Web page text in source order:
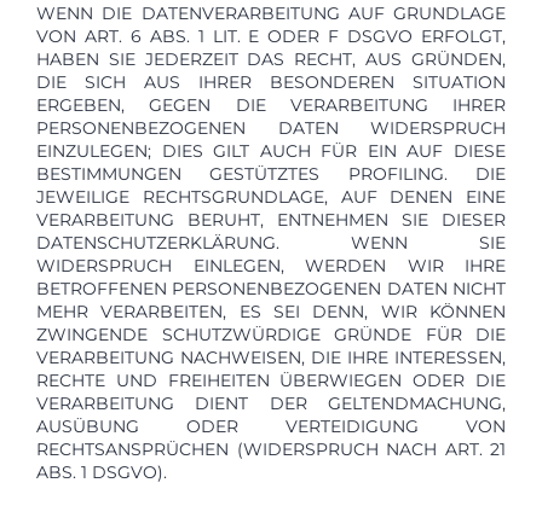
WENN DIE DATENVERARBEITUNG AUF GRUNDLAGE
VON ART. 6 ABS. 1 LIT. E ODER F DSGVO ERFOLGT,
HABEN SIE JEDERZEIT DAS RECHT, AUS GRÜNDEN,
DIE SICH AUS IHRER BESONDEREN SITUATION
ERGEBEN, GEGEN DIE VERARBEITUNG IHRER
PERSONENBEZOGENEN DATEN WIDERSPRUCH
EINZULEGEN; DIES GILT AUCH FÜR EIN AUF DIESE
BESTIMMUNGEN GESTÜTZTES PROFILING. DIE
JEWEILIGE RECHTSGRUNDLAGE, AUF DENEN EINE
VERARBEITUNG BERUHT, ENTNEHMEN SIE DIESER
DATENSCHUTZERKLÄRUNG. WENN SIE
WIDERSPRUCH EINLEGEN, WERDEN WIR IHRE
BETROFFENEN PERSONENBEZOGENEN DATEN NICHT
MEHR VERARBEITEN, ES SEI DENN, WIR KÖNNEN
ZWINGENDE SCHUTZWÜRDIGE GRÜNDE FÜR DIE
VERARBEITUNG NACHWEISEN, DIE IHRE INTERESSEN,
RECHTE UND FREIHEITEN ÜBERWIEGEN ODER DIE
VERARBEITUNG DIENT DER GELTENDMACHUNG,
AUSÜBUNG ODER VERTEIDIGUNG VON
RECHTSANSPRÜCHEN (WIDERSPRUCH NACH ART. 21
ABS. 1 DSGVO).